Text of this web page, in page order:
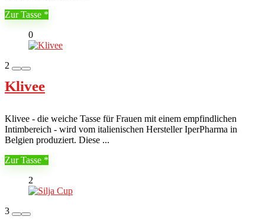
Zur Tasse
0
2
Klivee
Klivee - die weiche Tasse für Frauen mit einem empfindlichen
Intimbereich - wird vom italienischen Hersteller IperPharma in
Belgien produziert. Diese ...
Zur Tasse
2
3